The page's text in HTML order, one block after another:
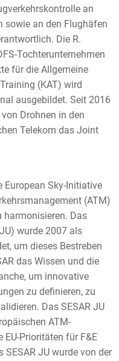
an
sowie an den Flughäfen
Die R.
Tochterunternehmen
für die Allgemeine
(KAT) wird
ausgebildet. Seit 2016
Drohnen in den
Telekom das Joint
European Sky-Initiative
(ATM)
harmonisieren. Das
wurde 2007 als
um dieses Bestreben
das Wissen und die
um innovative
zu definieren, zu
Das SESAR JU
ATM-
Prioritäten für F&E
JU wurde von der